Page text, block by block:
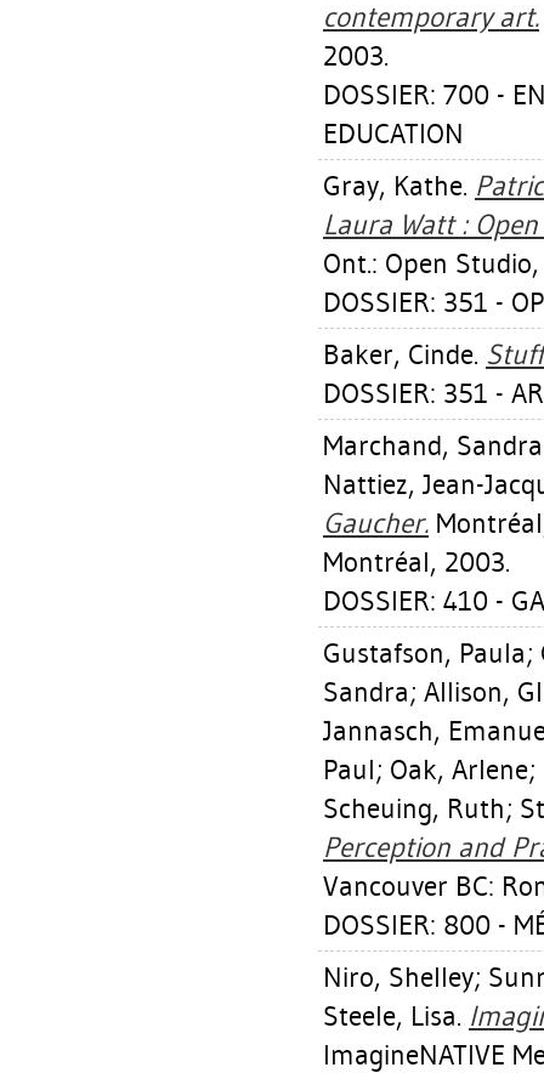
contemporary art.
2003.
DOSSIER: 700 -
EDUCATION
Gray, Kathe.
Laura Watt :
Ont.: Open
DOSSIER: 351 -
Baker, Cinde.
DOSSIER: 351 -
Marchand,
Nattiez, Jean-
Gaucher.
Montréal, 2003.
DOSSIER: 410 -
Gustafson, Paula;
Sandra; Allison,
Jannasch,
Paul; Oak, Arlene;
Scheuing, Ruth;
Perception and
Vancouver BC:
DOSSIER: 800 -
Niro, Shelley;
Steele, Lisa.
ImagineNATIVE